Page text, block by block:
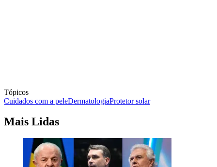
Tópicos
Cuidados com a peleDermatologiaProtetor solar
Mais Lidas